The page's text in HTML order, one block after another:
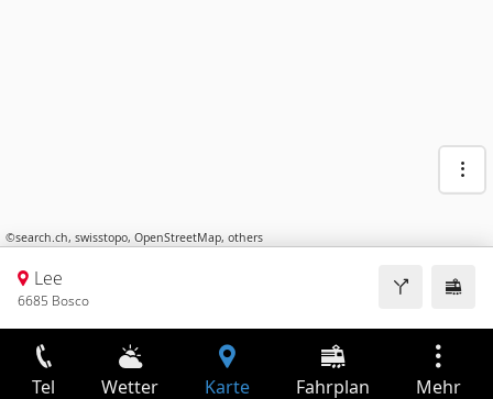
©search.ch, swisstopo, OpenStreetMap, others
Lee
6685 Bosco
Tel Wetter Karte Fahrplan Mehr